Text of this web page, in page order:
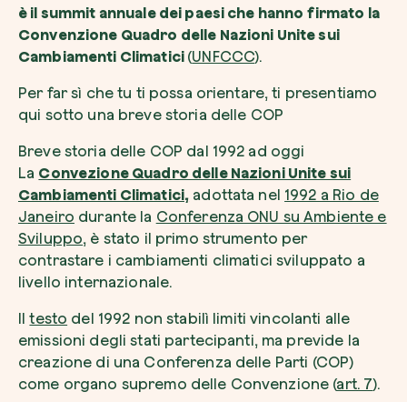
è il summit annuale dei paesi che hanno firmato la
Convenzione Quadro delle Nazioni Unite sui
Cambiamenti Climatici (UNFCCC).
Per far sì che tu ti possa orientare, ti presentiamo
qui sotto una breve storia delle COP
Breve storia delle COP dal 1992 ad oggi
La Convezione Quadro delle Nazioni Unite sui
Cambiamenti Climatici, adottata nel 1992 a Rio de
Janeiro durante la Conferenza ONU su Ambiente e
Sviluppo, è stato il primo strumento per
contrastare i cambiamenti climatici sviluppato a
livello internazionale.
Iltesto del 1992 non stabilì limiti vincolanti alle
emissioni degli stati partecipanti, ma previde la
creazione di una Conferenza delle Parti (COP)
come organo supremo delle Convenzione (art. 7).
Guarda i tuoi alberi crescere dallo spazio
tecnologia satellitare.
Inizia a esplorare